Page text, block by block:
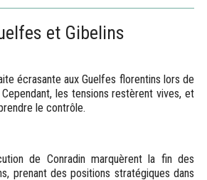
et Gibelins
écrasante aux Guelfes florentins lors de
les tensions restèrent vives, et
le contrôle.
de Conradin marquèrent la fin des
prenant des positions stratégiques dans